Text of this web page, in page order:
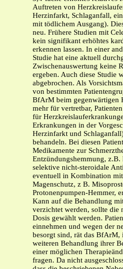
Auftreten von
Herzinfarkt, Schlaganfall,
mit tödlichem Ausgang).
neu. Frühere Studien mit
kein signifikant erhöhtes
erkennen lassen. In einer
Studie hat eine aktuell
Zwischenauswertung keine
ergeben. Auch diese Studie
abgebrochen. Als
von bestimmten
BfArM beim gegenwärtigen
mehr für vertretbar,
für
Erkrankungen in der
Herzinfarkt und
behandeln. Bei diesen
Medikamente zur
Entzündungshemmung,
selektive nicht-steroidale
eventuell in Kombination
Magenschutz, z B.
Protonenpumpen-Hemmer,
Kann auf die Behandlung
verzichtet werden, sollte die
Dosis gewählt werden.
einnehmen und wegen der
besorgt sind, rät das BfArM,
weiteren Behandlung ihrer
einer möglichen
fragen. Da nicht